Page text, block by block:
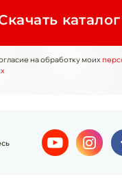
каталог
на обработку моих